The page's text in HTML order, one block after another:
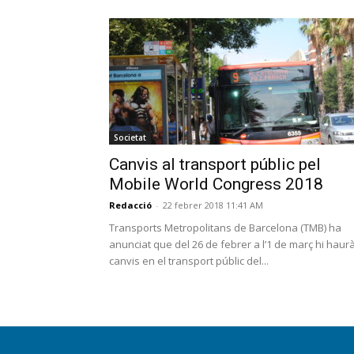
Societat
Canvis al transport públic pel
Mobile World Congress 2018
Redacció - 22 febrer 2018 11:41 AM
Transports Metropolitans de Barcelona (TMB) ha
anunciat que del 26 de febrer a l’1 de març hi
canvis en el transport públic del...